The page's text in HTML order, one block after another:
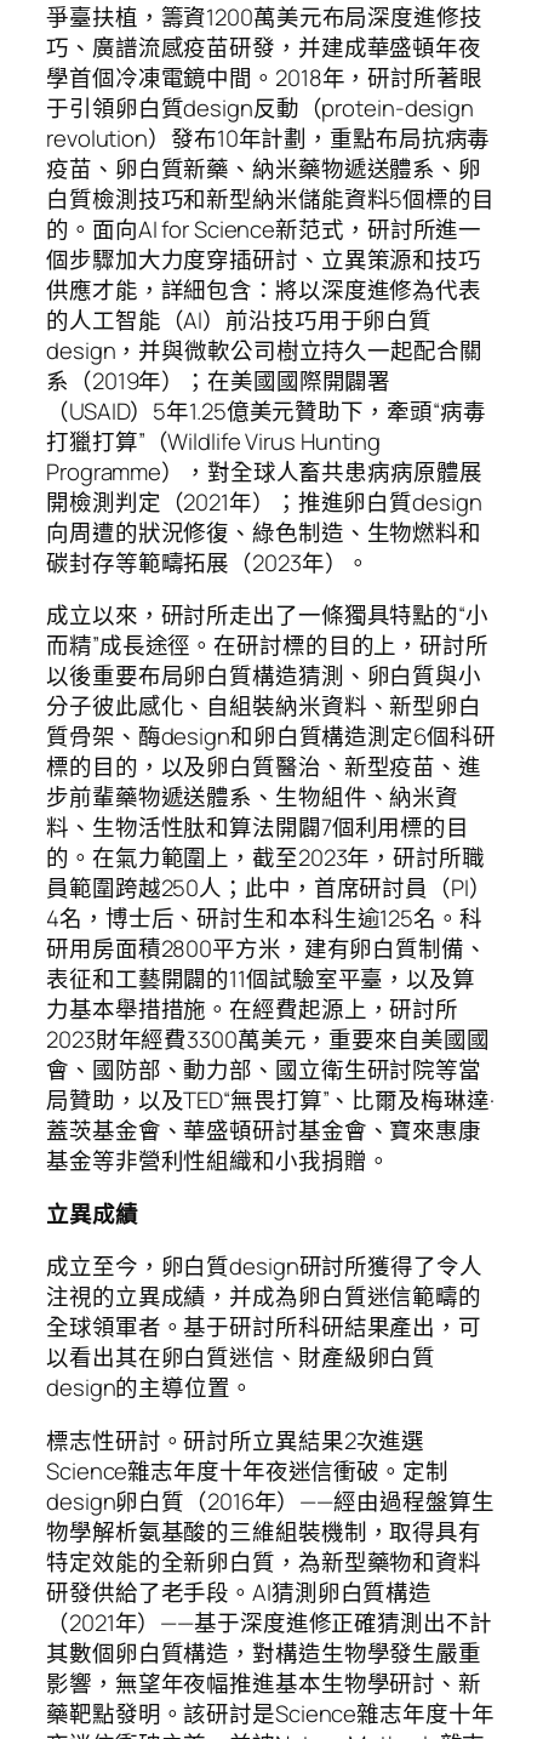
爭臺扶植，籌資1200萬美元布局深度進修技
巧、廣譜流感疫苗研發，并建成華盛頓年夜
學首個冷凍電鏡中間。2018年，研討所著眼
于引領卵白質design反動（protein-design
revolution）發布10年計劃，重點布局抗病毒
疫苗、卵白質新藥、納米藥物遞送體系、卵
白質檢測技巧和新型納米儲能資料5個標的目
的。面向AI for Science新范式，研討所進一
個步驟加大力度穿插研討、立異策源和技巧
供應才能，詳細包含：將以深度進修為代表
的人工智能（AI）前沿技巧用于卵白質
design，并與微軟公司樹立持久一起配合關
系（2019年）；在美國國際開闢署
（USAID）5年1.25億美元贊助下，牽頭“病毒
打獵打算”（Wildlife Virus Hunting
Programme），對全球人畜共患病病原體展
開檢測判定（2021年）；推進卵白質design
向周遭的狀況修復、綠色制造、生物燃料和
碳封存等範疇拓展（2023年）。
成立以來，研討所走出了一條獨具特點的“小
而精”成長途徑。在研討標的目的上，研討所
以後重要布局卵白質構造猜測、卵白質與小
分子彼此感化、自組裝納米資料、新型卵白
質骨架、酶design和卵白質構造測定6個科研
標的目的，以及卵白質醫治、新型疫苗、進
步前輩藥物遞送體系、生物組件、納米資
料、生物活性肽和算法開闢7個利用標的目
的。在氣力範圍上，截至2023年，研討所職
員範圍跨越250人；此中，首席研討員（PI）
4名，博士后、研討生和本科生逾125名。科
研用房面積2800平方米，建有卵白質制備、
表征和工藝開闢的11個試驗室平臺，以及算
力基本舉措措施。在經費起源上，研討所
2023財年經費3300萬美元，重要來自美國國
會、國防部、動力部、國立衛生研討院等當
局贊助，以及TED“無畏打算”、比爾及梅琳達·
蓋茨基金會、華盛頓研討基金會、寶來惠康
基金等非營利性組織和小我捐贈。
立異成績
成立至今，卵白質design研討所獲得了令人
注視的立異成績，并成為卵白質迷信範疇的
全球領軍者。基于研討所科研結果產出，可
以看出其在卵白質迷信、財產級卵白質
design的主導位置。
標志性研討。研討所立異結果2次進選
Science雜志年度十年夜迷信衝破。定制
design卵白質（2016年）——經由過程盤算生
物學解析氨基酸的三維組裝機制，取得具有
特定效能的全新卵白質，為新型藥物和資料
研發供給了老手段。AI猜測卵白質構造
（2021年）——基于深度進修正確猜測出不計
其數個卵白質構造，對構造生物學發生嚴重
影響，無望年夜幅推進基本生物學研討、新
藥靶點發明。該研討是Science雜志年度十年